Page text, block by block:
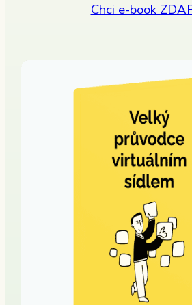
Chci e-book